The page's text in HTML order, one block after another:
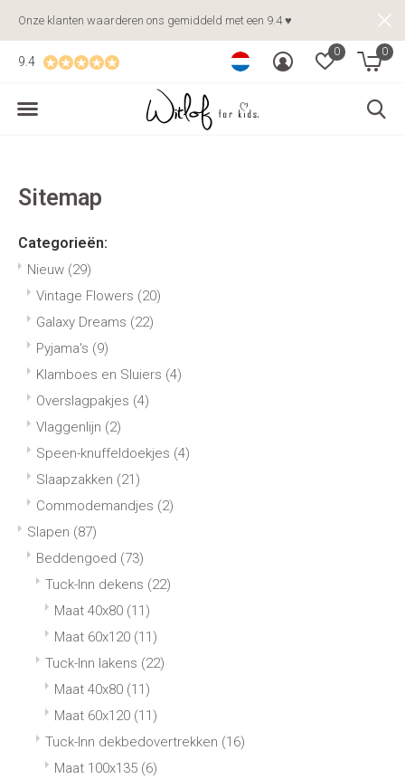
0 0
9.4
Onze klanten waarderen ons gemiddeld met een 9.4 ♥
Sitemap
Categorieën:
Nieuw (29)
Vintage Flowers (20)
Galaxy Dreams (22)
Pyjama's (9)
Klamboes en Sluiers (4)
Overslagpakjes (4)
Vlaggenlijn (2)
Speen-knuffeldoekjes (4)
Slaapzakken (21)
Commodemandjes (2)
Slapen (87)
Beddengoed (73)
Tuck-Inn dekens (22)
Maat 40x80 (11)
Maat 60x120 (11)
Tuck-Inn lakens (22)
Maat 40x80 (11)
Maat 60x120 (11)
Tuck-Inn dekbedovertrekken (16)
Maat 100x135 (6)